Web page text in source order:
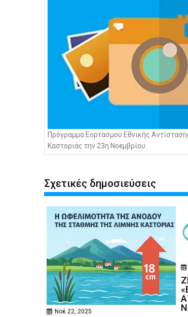
Πρόγραμμα Εορτασμού Εθνικής
Καστοριάς την 23η Νοεμβρίου
Σχετικές δημοσιεύσεις
Νοέ 22, 2025